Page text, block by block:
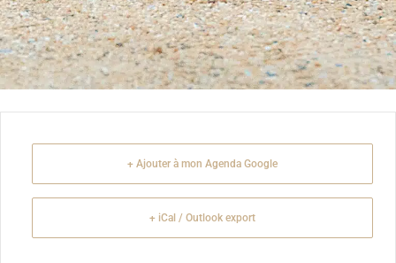
+ Ajouter à mon Agenda Google
+ iCal / Outlook export